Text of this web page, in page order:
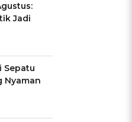
Jadi
Sepatu
Nyaman